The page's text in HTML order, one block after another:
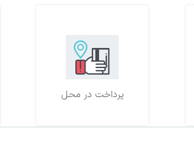
پرداخت در محل